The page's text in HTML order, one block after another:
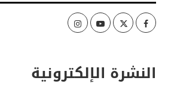
Facebook
Twitter
Youtube
Instagram
النشرة الإلكترونية